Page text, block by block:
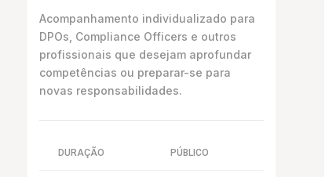
Acompanhamento individualizado para
DPOs, Compliance Officers e outros
profissionais que desejam aprofundar
competências ou preparar-se para
novas responsabilidades.
DURAÇÃO PÚBLICO